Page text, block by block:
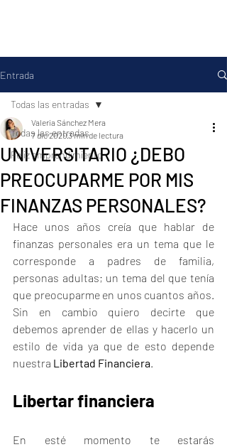
Entrada
Todas las entradas
Feliz emprendimiento
Todas las entradas
UNIVERSITARIO ¿DEBO
PREOCUPARME POR MIS
FINANZAS PERSONALES?
Valeria Sánchez Mera
7 dic 20203 min de lectura
Hace unos años creía que hablar de
finanzas personales era un tema que le
corresponde a padres de familia,
personas adultas; un tema del que tenía
que preocuparme en unos cuantos años.
Sin en cambio quiero decirte que
debemos aprender de ellas y hacerlo un
estilo de vida ya que de esto depende
nuestra Libertad Financiera.
Libertar financiera
En esté momento te estarás